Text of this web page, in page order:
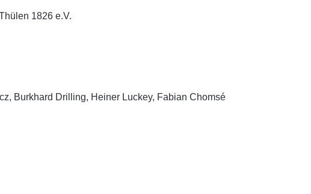
1826 e.V.
Burkhard Drilling, Heiner Luckey, Fabian Chomsé